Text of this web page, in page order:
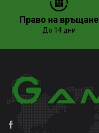
Право на връщане
До 14 дни